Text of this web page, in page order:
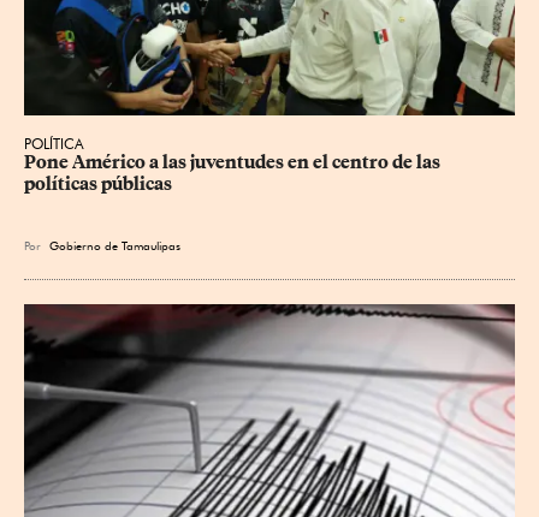
POLÍTICA
Pone Américo a las juventudes en el centro de las
políticas públicas
Por Gobierno de Tamaulipas